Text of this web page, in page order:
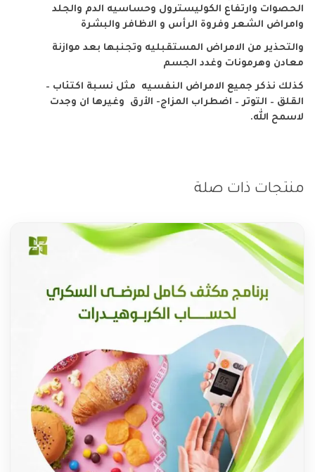
الحصوات وارتفاع الكوليسترول وحساسيه الدم والجلد
وامراض الشعر وفروة الرأس و الاظافر والبشرة
والتحذير من الامراض المستقبليه وتجنبها بعد موازنة
معادن وهرمونات وغدد الجسم
كذلك نذكر جميع الامراض النفسيه مثل نسبة اكتئاب –
القلق – التوتر – اضطراب المزاج- الأرق وغيرها ان وجدت
لاسمح الله.
منتجات ذات صلة